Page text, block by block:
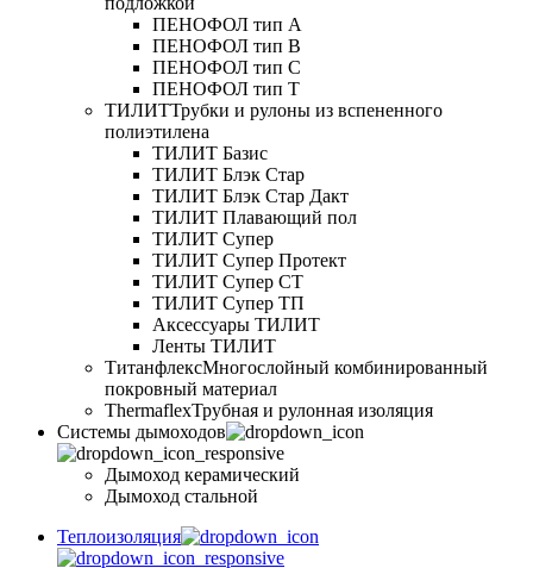
ПЕНОФОЛ тип А
ПЕНОФОЛ тип B
ПЕНОФОЛ тип C
ПЕНОФОЛ тип T
ТИЛИТТрубки и рулоны из вспененного
полиэтилена
ТИЛИТ Базис
ТИЛИТ Блэк Стар
ТИЛИТ Блэк Стар Дакт
ТИЛИТ Плавающий пол
ТИЛИТ Супер
ТИЛИТ Супер Протект
ТИЛИТ Супер СТ
ТИЛИТ Супер ТП
Аксессуары ТИЛИТ
Ленты ТИЛИТ
ТитанфлексМногослойный комбинированный
покровный материал
ThermaflexТрубная и рулонная изоляция
Cистемы дымоходов
Дымоход керамический
Дымоход стальной
Теплоизоляция